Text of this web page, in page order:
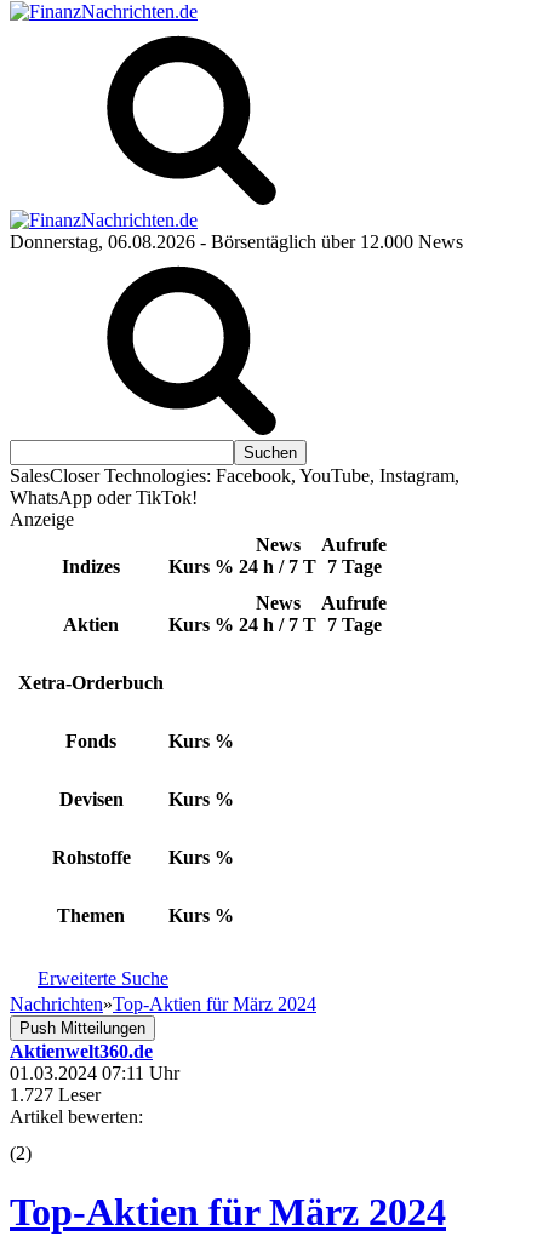
Donnerstag, 06.08.2026 - Börsentäglich über 12.000 News
SalesCloser Technologies: Facebook, YouTube, Instagram,
WhatsApp oder TikTok!
Anzeige
Indizes Kurs %
News
24 h / 7 T
Aufrufe
7 Tage
Aktien Kurs %
News
24 h / 7 T
Aufrufe
7 Tage
Xetra-Orderbuch
Fonds Kurs %
Devisen Kurs %
Rohstoffe Kurs %
Themen Kurs %
Erweiterte Suche
Nachrichten»Top-Aktien für März 2024
Push Mitteilungen
Aktienwelt360.de
01.03.2024 07:11 Uhr
1.727 Leser
Artikel bewerten:
(2)
Top-Aktien für März 2024